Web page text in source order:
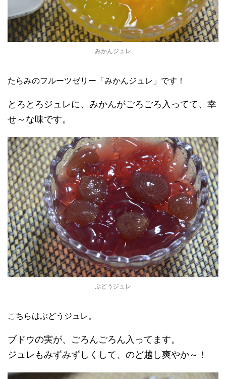
みかんジュレ
たらみのフルーツゼリー「みかんジュレ」です！
とろとろジュレに、みかんがごろごろ入ってて、幸
せ～な味です。
ぶどうジュレ
こちらはぶどうジュレ。
ブドウの実が、ごろんごろん入ってます。
ジュレもみずみずしくして、のど越し爽やか～！